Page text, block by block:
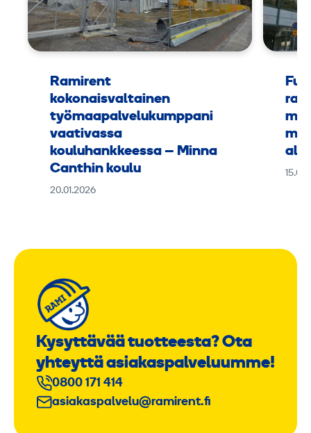
Ramirent
kokonaisvaltainen
työmaapalvelukumppani
vaativassa
kouluhankkeessa – Minna
Canthin koulu
20.01.2026
Kysyttävää tuotteesta? Ota
yhteyttä asiakaspalveluumme!
0800 171 414
asiakaspalvelu@ramirent.fi